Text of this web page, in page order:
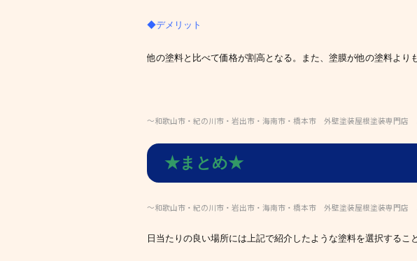
◆デメリット
他の塗料と比べて価格が割高となる。また、塗膜が他の塗料より
～和歌山市・紀の川市・岩出市・海南市・橋本市 外壁塗装屋根塗装専門店
★まとめ★
～和歌山市・紀の川市・岩出市・海南市・橋本市 外壁塗装屋根塗装専門店
日当たりの良い場所には上記で紹介したような塗料を選択すること